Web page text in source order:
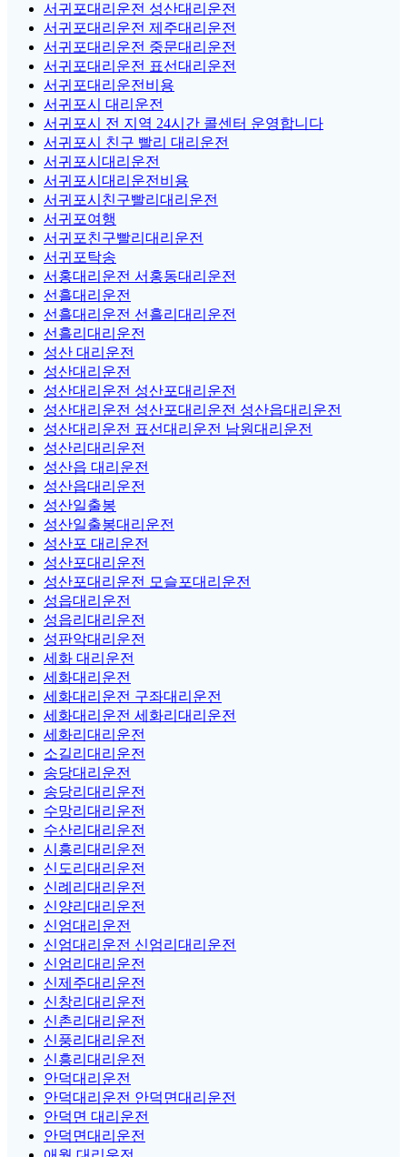
서귀포대리운전 성산대리운전
서귀포대리운전 제주대리운전
서귀포대리운전 중문대리운전
서귀포대리운전 표선대리운전
서귀포대리운전비용
서귀포시 대리운전
서귀포시 전 지역 24시간 콜센터 운영합니다
서귀포시 친구 빨리 대리운전
서귀포시대리운전
서귀포시대리운전비용
서귀포시친구빨리대리운전
서귀포여행
서귀포친구빨리대리운전
서귀포탁송
서홍대리운전 서홍동대리운전
선흘대리운전
선흘대리운전 선흘리대리운전
선흘리대리운전
성산 대리운전
성산대리운전
성산대리운전 성산포대리운전
성산대리운전 성산포대리운전 성산읍대리운전
성산대리운전 표선대리운전 남원대리운전
성산리대리운전
성산읍 대리운전
성산읍대리운전
성산일출봉
성산일출봉대리운전
성산포 대리운전
성산포대리운전
성산포대리운전 모슬포대리운전
성읍대리운전
성읍리대리운전
성판악대리운전
세화 대리운전
세화대리운전
세화대리운전 구좌대리운전
세화대리운전 세화리대리운전
세화리대리운전
소길리대리운전
송당대리운전
송당리대리운전
수망리대리운전
수산리대리운전
시흥리대리운전
신도리대리운전
신례리대리운전
신양리대리운전
신엄대리운전
신엄대리운전 신엄리대리운전
신엄리대리운전
신제주대리운전
신창리대리운전
신촌리대리운전
신풍리대리운전
신흥리대리운전
안덕대리운전
안덕대리운전 안덕면대리운전
안덕면 대리운전
안덕면대리운전